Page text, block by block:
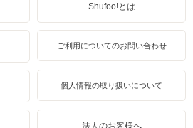
Shufoo!とは
ご利用についてのお問い合わせ
個人情報の取り扱いについて
法人のお客様へ